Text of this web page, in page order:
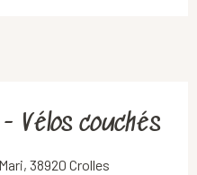
Vélos couchés
38920 Crolles